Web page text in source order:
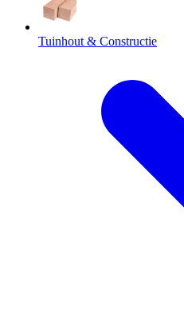
Tuinhout & Constructie